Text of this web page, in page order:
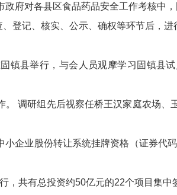
府对各县区食品药品安全工作考核中
登记、核实、公示、确权等环节后，
镇县举行，与会人员观摩学习固镇县
调研组先后视察任桥王汉家庭农场、
企业股份转让系统挂牌资格（证券代
，共有总投资约50亿元的22个项目集